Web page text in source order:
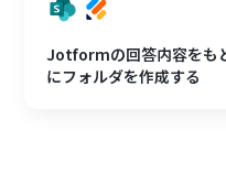
Jotformの回答内容を
にフォルダを作成する